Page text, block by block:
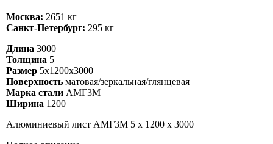
Москва: 2651 кг
Санкт-Петербург: 295 кг
Длина 3000
Толщина 5
Размер 5х1200х3000
Поверхность матовая/зеркальная/глянцевая
Марка стали АМГ3М
Ширина 1200
Алюминиевый лист АМГ3М 5 х 1200 х 3000